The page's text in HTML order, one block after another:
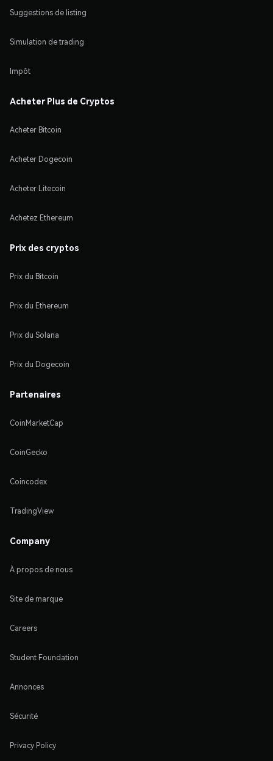
Suggestions de listing
Simulation de trading
Impôt
Acheter Plus de Cryptos
Acheter Bitcoin
Acheter Dogecoin
Acheter Litecoin
Achetez Ethereum
Prix des cryptos
Prix du Bitcoin
Prix du Ethereum
Prix du Solana
Prix du Dogecoin
Partenaires
CoinMarketCap
CoinGecko
Coincodex
TradingView
Company
À propos de nous
Site de marque
Careers
Student Foundation
Annonces
Sécurité
Privacy Policy